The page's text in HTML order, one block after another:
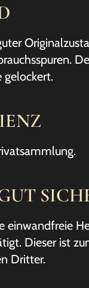
gelockert.
einwandfreie
Dieser ist
Dritter.